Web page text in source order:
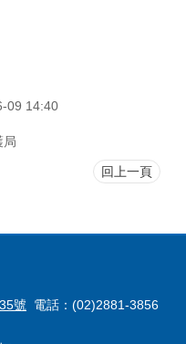
09 14:40
局
回上一頁
號 電話：(02)2881-3856